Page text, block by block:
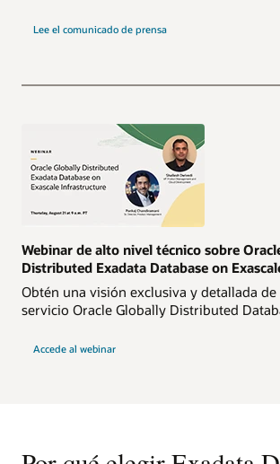
Lee el comunicado de prensa
Webinar de alto nivel técnico sobre
Distributed Exadata Database on
Obtén una visión exclusiva y detallada de
servicio Oracle Globally Distributed
Accede al webinar